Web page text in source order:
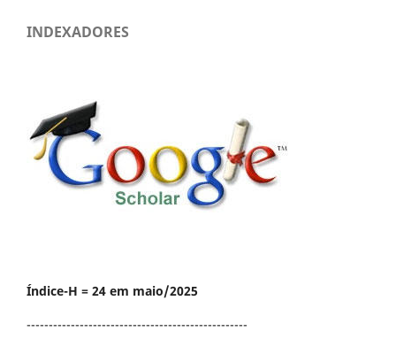
INDEXADORES
Índice-H = 24 em maio/2025
--------------------------------------------------